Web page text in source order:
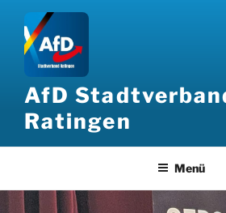
Inhalt
springen
AfD
Ratingen
Menü